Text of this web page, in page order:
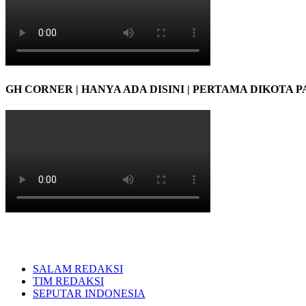
GH CORNER | HANYA ADA DISINI | PERTAMA DIKOTA
SALAM REDAKSI
TIM REDAKSI
SEPUTAR INDONESIA